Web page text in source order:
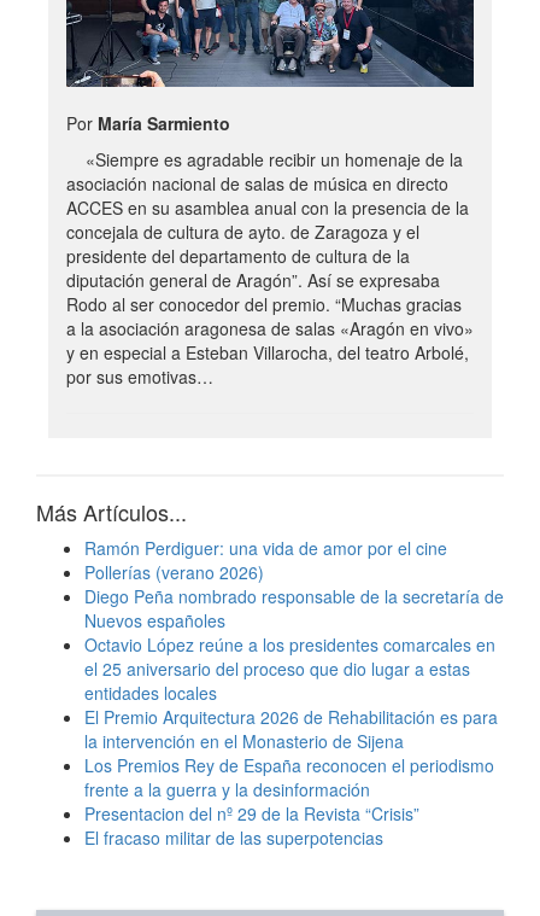
Por María Sarmiento
«Siempre es agradable recibir un homenaje de la
asociación nacional de salas de música en directo
ACCES en su asamblea anual con la presencia de la
concejala de cultura de ayto. de Zaragoza y el
presidente del departamento de cultura de la
diputación general de Aragón”. Así se expresaba
Rodo al ser conocedor del premio. “Muchas gracias
a la asociación aragonesa de salas «Aragón en vivo»
y en especial a Esteban Villarocha, del teatro Arbolé,
por sus emotivas…
Más Artículos...
Ramón Perdiguer: una vida de amor por el cine
Pollerías (verano 2026)
Diego Peña nombrado responsable de la secretaría de
Nuevos españoles
Octavio López reúne a los presidentes comarcales en
el 25 aniversario del proceso que dio lugar a estas
entidades locales
El Premio Arquitectura 2026 de Rehabilitación es para
la intervención en el Monasterio de Sijena
Los Premios Rey de España reconocen el periodismo
frente a la guerra y la desinformación
Presentacion del nº 29 de la Revista “Crisis”
El fracaso militar de las superpotencias